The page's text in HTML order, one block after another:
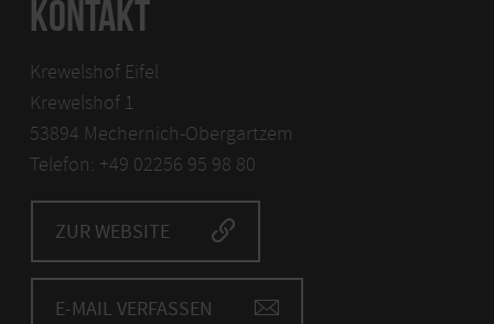
KONTAKT
Krewelshof Eifel
Krewelshof 1
53894 Mechernich-Obergartzem
Telefon: +49 02256 95 98 80
ZUR WEBSITE
E-MAIL VERFASSEN